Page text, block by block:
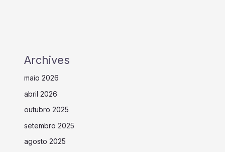
Archives
maio 2026
abril 2026
outubro 2025
setembro 2025
agosto 2025